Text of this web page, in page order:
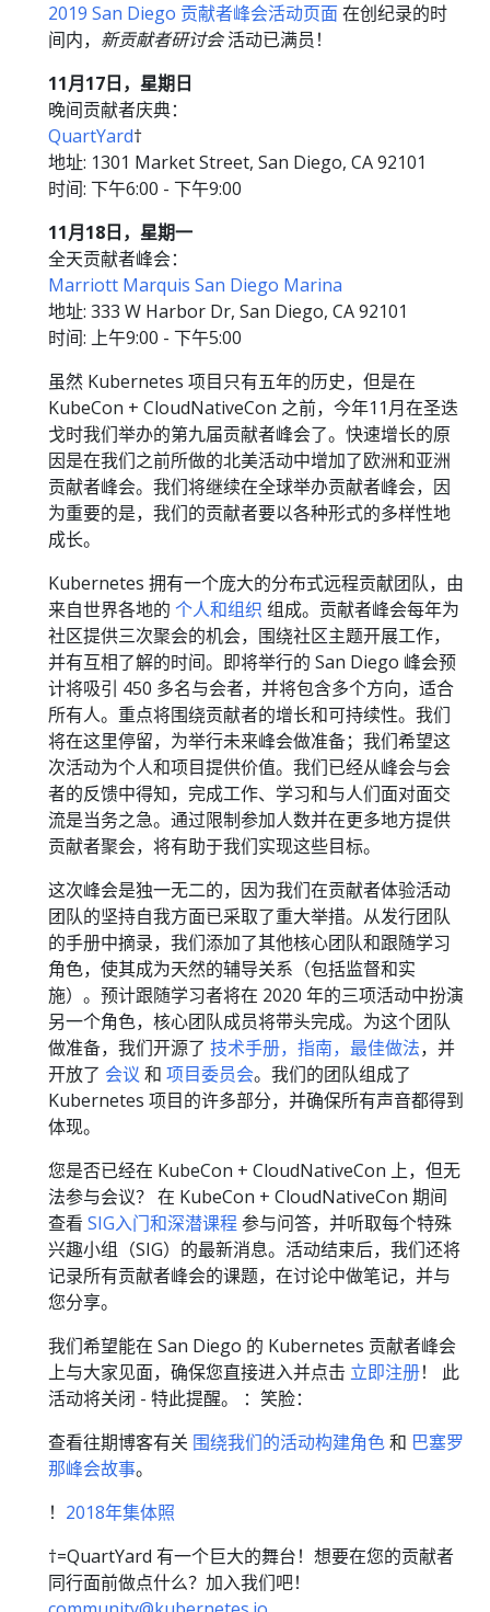
2019 San Diego 贡献者峰会活动页面在创纪录的时
间内， 新贡献者研讨会活动已满员！
11月17日，星期日
晚间贡献者庆典：
QuartYard†
地址: 1301 Market Street, San Diego, CA 92101
时间: 下午6:00 - 下午9:00
11月18日，星期一
全天贡献者峰会：
Marriott Marquis San Diego Marina
地址: 333 W Harbor Dr, San Diego, CA 92101
时间: 上午9:00 - 下午5:00
虽然 Kubernetes 项目只有五年的历史，但是在
KubeCon + CloudNativeCon 之前，今年11月在圣迭
戈时我们举办的第九届贡献者峰会了。快速增长的原
因是在我们之前所做的北美活动中增加了欧洲和亚洲
贡献者峰会。我们将继续在全球举办贡献者峰会，因
为重要的是，我们的贡献者要以各种形式的多样性地
成长。
Kubernetes 拥有一个庞大的分布式远程贡献团队，由
来自世界各地的 个人和组织 组成。贡献者峰会每年为
社区提供三次聚会的机会，围绕社区主题开展工作，
并有互相了解的时间。即将举行的 San Diego 峰会预
计将吸引 450 多名与会者，并将包含多个方向，适合
所有人。重点将围绕贡献者的增长和可持续性。我们
将在这里停留，为举行未来峰会做准备；我们希望这
次活动为个人和项目提供价值。我们已经从峰会与会
者的反馈中得知，完成工作、学习和与人们面对面交
流是当务之急。通过限制参加人数并在更多地方提供
贡献者聚会，将有助于我们实现这些目标。
这次峰会是独一无二的，因为我们在贡献者体验活动
团队的坚持自我方面已采取了重大举措。从发行团队
的手册中摘录，我们添加了其他核心团队和跟随学习
角色，使其成为天然的辅导关系（包括监督和实
施）。预计跟随学习者将在 2020 年的三项活动中扮演
另一个角色，核心团队成员将带头完成。为这个团队
做准备，我们开源了 技术手册，指南，最佳做法，并
开放了 会议 和 项目委员会。我们的团队组成了
Kubernetes 项目的许多部分，并确保所有声音都得到
体现。
您是否已经在 KubeCon + CloudNativeCon 上，但无
法参与会议？ 在 KubeCon + CloudNativeCon 期间
查看 SIG入门和深潜课程 参与问答，并听取每个特殊
兴趣小组（SIG）的最新消息。活动结束后，我们还将
记录所有贡献者峰会的课题，在讨论中做笔记，并与
您分享。
我们希望能在 San Diego 的 Kubernetes 贡献者峰会
上与大家见面，确保您直接进入并点击 立即注册！ 此
活动将关闭 - 特此提醒。 ：笑脸：
查看往期博客有关 围绕我们的活动构建角色和 巴塞罗
那峰会故事。
！ 2018年集体照
†=QuartYard 有一个巨大的舞台！想要在您的贡献者
同行面前做点什么？加入我们吧！